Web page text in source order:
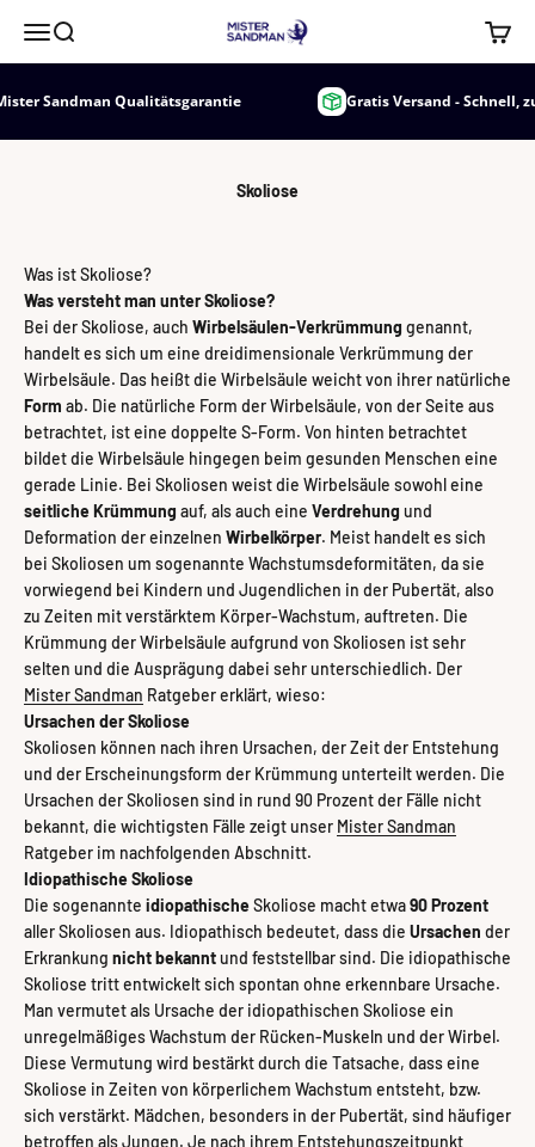
MenüSuche Mister Sandman
Sandman Qualitätsgarantie Gratis Versand - Schnell,
Skoliose
Was ist Skoliose?
Was versteht man unter Skoliose?
Bei der Skoliose, auch Wirbelsäulen-Verkrümmung genannt,
handelt es sich um eine dreidimensionale Verkrümmung der
Wirbelsäule. Das heißt die Wirbelsäule weicht von ihrer natürliche
Form ab. Die natürliche Form der Wirbelsäule, von der Seite aus
betrachtet, ist eine doppelte S-Form. Von hinten betrachtet
bildet die Wirbelsäule hingegen beim gesunden Menschen eine
gerade Linie. Bei Skoliosen weist die Wirbelsäule sowohl eine
seitliche Krümmung auf, als auch eine Verdrehung und
Deformation der einzelnen Wirbelkörper. Meist handelt es sich
bei Skoliosen um sogenannte Wachstumsdeformitäten, da sie
vorwiegend bei Kindern und Jugendlichen in der Pubertät, also
zu Zeiten mit verstärktem Körper-Wachstum, auftreten. Die
Krümmung der Wirbelsäule aufgrund von Skoliosen ist sehr
selten und die Ausprägung dabei sehr unterschiedlich. Der
Mister Sandman Ratgeber erklärt, wieso:
Ursachen der Skoliose
Skoliosen können nach ihren Ursachen, der Zeit der Entstehung
und der Erscheinungsform der Krümmung unterteilt werden. Die
Ursachen der Skoliosen sind in rund 90 Prozent der Fälle nicht
bekannt, die wichtigsten Fälle zeigt unser Mister Sandman
Ratgeber im nachfolgenden Abschnitt.
Idiopathische Skoliose
Die sogenannte idiopathische Skoliose macht etwa90 Prozent
aller Skoliosen aus. Idiopathisch bedeutet, dass die Ursachen der
Erkrankung nicht bekanntund feststellbar sind. Die idiopathische
Skoliose tritt entwickelt sich spontan ohne erkennbare Ursache.
Man vermutet als Ursache der idiopathischen Skoliose ein
unregelmäßiges Wachstum der Rücken-Muskeln und der Wirbel.
Diese Vermutung wird bestärkt durch die Tatsache, dass eine
Skoliose in Zeiten von körperlichem Wachstum entsteht, bzw.
sich verstärkt. Mädchen, besonders in der Pubertät, sind häufiger
betroffen als Jungen. Je nach ihrem Entstehungszeitpunkt